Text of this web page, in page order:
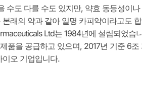
수도 다를 수도 있지만, 약효 동등성이나
래의 약과 같아 일명 카피약이라고도
Ltd는 1984년에 설립되었습
품을 공급하고 있으며, 2017년 기준 6조
오 기업입니다.